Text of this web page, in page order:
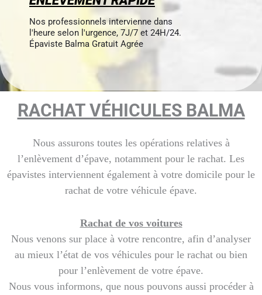
Nos professionnels intervienne dans
l'heure selon l'urgence, 7J/7 et 24H/24.
Épaviste Balma Gratuit Agrée
RACHAT VÉHICULES BALMA
Nous assurons toutes les opérations relatives à
l’enlèvement d’épave, notamment pour le rachat. Les
épavistes interviennent également à votre domicile pour le
rachat de votre véhicule épave.
Rachat de vos voitures
Nous venons sur place à votre rencontre, afin d’analyser
au mieux l’état de vos véhicules pour le rachat ou bien
pour l’enlèvement de votre épave.
Nous vous informons, que nous pouvons aussi procéder à